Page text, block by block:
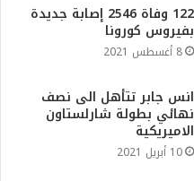
122 وفاة 2546 إصابة جديدة
بفيروس كورونا
8 أغسطس 2021
انس جابر تتأهل الى نصف
نهائي بطولة شارلستاون
الاميريكية
10 أبريل 2021